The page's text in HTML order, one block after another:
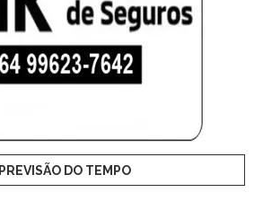
PREVISÃO DO TEMPO